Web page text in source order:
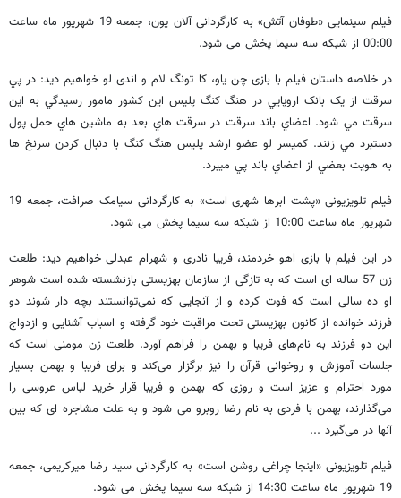
فیلم سینمایی «طوفان آتش» به کارگردانی آلان یون، جمعه 19 شهریور ماه ساعت
00:00 از شبکه سه سیما پخش می شود.
در خلاصه داستان فیلم با بازی چن یاو، کا تونگ لام و اندی لو خواهیم دید: در پي
سرقت از يک بانک اروپايي در هنگ کنگ پليس اين کشور مامور رسيدگي به اين
سرقت مي شود. اعضاي باند سرقت در سرقت هاي بعد به ماشين هاي حمل پول
دستبرد مي زنند. کميسر لو عضو ارشد پليس هنگ کنگ با دنبال کردن سرنخ ها
به هويت بعضي از اعضاي باند پي ميبرد.
فیلم تلویزیونی «پشت ابرها شهری است» به کارگردانی سیامک صرافت، جمعه 19
شهریور ماه ساعت 10:00 از شبکه سه سیما پخش می شود.
در این فیلم با بازی اهو خردمند، فریبا نادری و شهرام عبدلی خواهیم دید: طلعت
زن 57 ساله ای است که به تازگی از سازمان بهزیستی بازنشسته شده است شوهر
او ده سالی است که فوت کرده و از آنجایی که نمی‌توانستند بچه دار شوند دو
فرزند خوانده از کانون بهزیستی تحت مراقبت خود گرفته و اسباب آشنایی و ازدواج
این دو فرزند به نام‌های فریبا و بهمن را فراهم آورد. طلعت زن مومنی است که
جلسات آموزش و روخوانی قرآن را نیز برگزار می‌کند و برای فریبا و بهمن بسیار
مورد احترام و عزیز است و روزی که بهمن و فریبا قرار خرید لباس عروسی را
می‌گذارند، بهمن با فردی به نام رضا روبرو می شود و به علت مشاجره ای که بین
آنها در می‌گیرد ...
فیلم تلویزیونی «اینجا چراغی روشن است» به کارگردانی سید رضا میرکریمی، جمعه
19 شهریور ماه ساعت 14:30 از شبکه سه سیما پخش می شود.